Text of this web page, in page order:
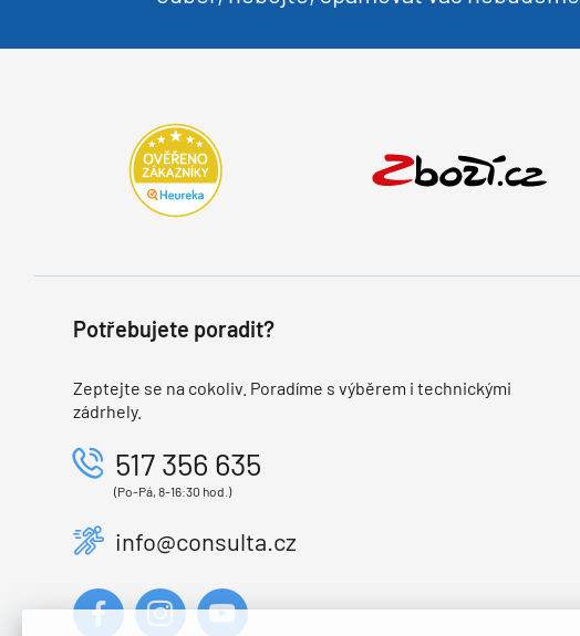
Potřebujete poradit?
Zeptejte se na cokoliv. Poradíme s výběrem i technickými
zádrhely.
517 356 635
(Po-Pá, 8-16:30 hod.)
info@consulta.cz